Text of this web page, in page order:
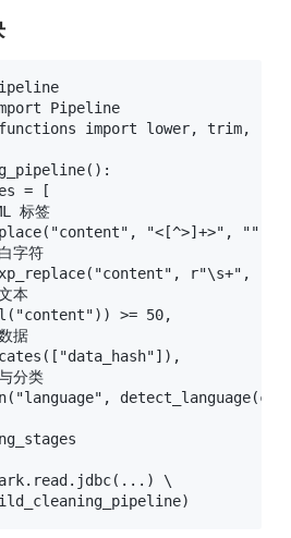
Pipeline
import lower, trim,
= [
标签
"<[^>]+>", ""),
字符
r"\s+", "
本
>= 50,
据
分类
\